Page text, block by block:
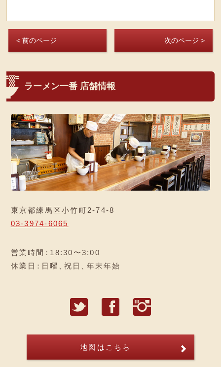
< 前のページ 次のページ >
ラーメン一番 店舗情報
東京都練馬区小竹町2-74-8
03-3974-6065
営業時間 ：18:30〜3:00
休業日 ：日曜 、祝日 、年末年始
T F I
地図はこちら